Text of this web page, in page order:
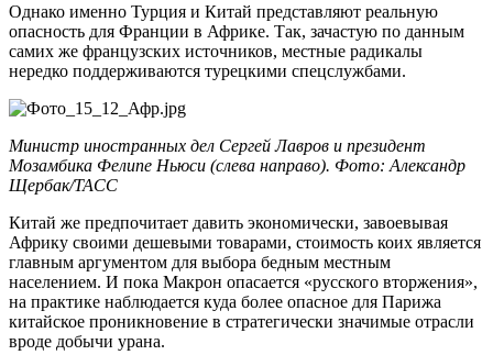
Однако именно Турция и Китай представляют реальную
опасность для Франции в Африке. Так, зачастую по данным
самих же французских источников, местные радикалы
нередко поддерживаются турецкими спецслужбами.
Министр иностранных дел Сергей Лавров и президент
Мозамбика Фелипе Ньюси (слева направо). Фото: Александр
Щербак/ТАСС
Китай же предпочитает давить экономически, завоевывая
Африку своими дешевыми товарами, стоимость коих является
главным аргументом для выбора бедным местным
населением. И пока Макрон опасается «русского вторжения»,
на практике наблюдается куда более опасное для Парижа
китайское проникновение в стратегически значимые отрасли
вроде добычи урана.